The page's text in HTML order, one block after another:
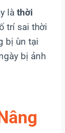
là thời
trí sai thời
bị ùn tại
bị ảnh